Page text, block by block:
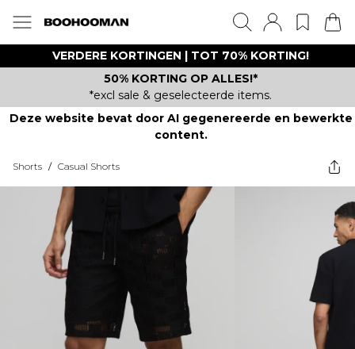
VERDERE KORTINGEN | TOT 70% KORTING!
50% KORTING OP ALLES!*
*excl sale & geselecteerde items.
Deze website bevat door AI gegenereerde en bewerkte
content.
Shorts / Casual Shorts